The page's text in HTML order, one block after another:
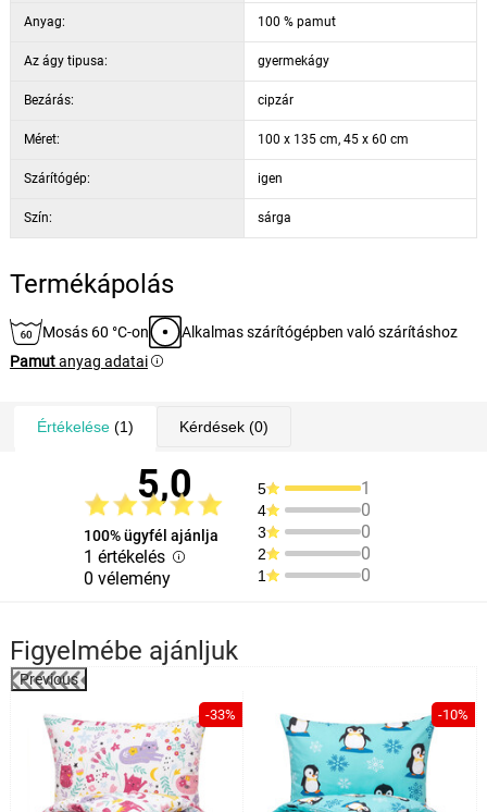
Anyag: 100 % pamut
Az ágy tipusa: gyermekágy
Bezárás: cipzár
Méret: 100 x 135 cm, 45 x 60 cm
Szárítógép: igen
Szín: sárga
Termékápolás
Mosás 60 °C-on
Alkalmas szárítógépben való szárításhoz
Pamutanyag adatai
Értékelése(1) Kérdések(0)
5,0
100% ügyfél ajánlja
1 értékelés
0 vélemény
5 1
4 0
3 0
2 0
1 0
Figyelmébe ajánljuk
Previous
-33% -10%